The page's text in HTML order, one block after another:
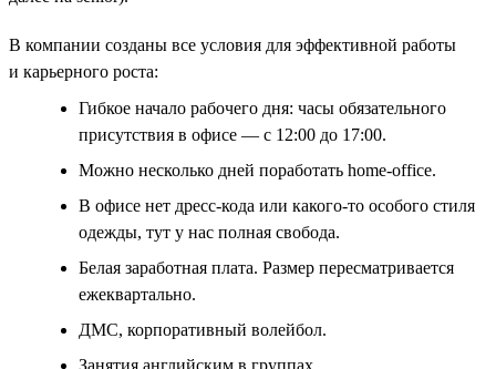
В компании созданы все условия для эффективной работы
и карьерного роста:
Гибкое начало рабочего дня: часы обязательного
присутствия в офисе — с 12:00 до 17:00.
Можно несколько дней поработать home-office.
В офисе нет дресс-кода или какого-то особого стиля
одежды, тут у нас полная свобода.
Белая заработная плата. Размер пересматривается
ежеквартально.
ДМС, корпоративный волейбол.
Занятия английским в группах.